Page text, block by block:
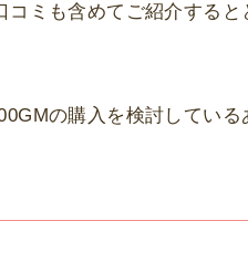
コミも含めてご紹介する
の購入を検討してい